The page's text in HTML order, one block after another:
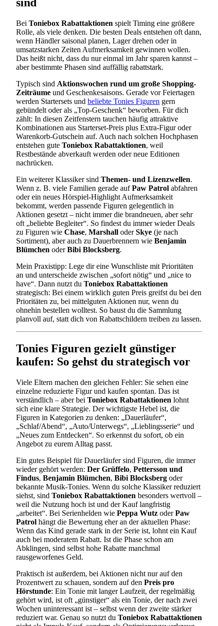
sind
Bei Toniebox Rabattaktionen spielt Timing eine größere
Rolle, als viele denken. Die besten Deals entstehen oft dann,
wenn Händler saisonal planen, Lager drehen oder in
umsatzstarken Zeiten Aufmerksamkeit gewinnen wollen.
Das heißt nicht, dass du nur einmal im Jahr sparen kannst –
aber bestimmte Phasen sind auffällig rabattstark.
Typisch sind Aktionswochen rund um große Shopping-
Zeiträume und Geschenkesaisons. Gerade vor Feiertagen
werden Startersets und beliebte Tonies Figuren gern
gebündelt oder als „Top-Geschenk“ beworben. Für dich
zählt: In diesen Zeitfenstern tauchen häufig attraktive
Kombinationen aus Starterset-Preis plus Extra-Figur oder
Warenkorb-Gutschein auf. Auch nach solchen Hochphasen
entstehen gute Toniebox Rabattaktionen, weil
Restbestände abverkauft werden oder neue Editionen
nachrücken.
Ein weiterer Klassiker sind Themen- und Lizenzwellen.
Wenn z. B. viele Familien gerade aufPaw Patrol abfahren
oder ein neues Hörspiel-Highlight Aufmerksamkeit
bekommt, werden passende Figuren gelegentlich in
Aktionen gesetzt – nicht immer die brandneuen, aber sehr
oft „beliebte Begleiter“. So findest du immer wieder Deals
zu Figuren wie Chase, Marshall oderSkye (je nach
Sortiment), aber auch zu Dauerbrennern wie Benjamin
Blümchen oderBibi Blocksberg.
Mein Praxistipp: Lege dir eine Wunschliste mit Prioritäten
an und unterscheide zwischen „sofort nötig“ und „nice to
have“. Dann nutzt du Toniebox Rabattaktionen
strategisch: Bei einem wirklich guten Preis greifst du bei den
Prioritäten zu, bei mittelguten Aktionen nur, wenn du
ohnehin bestellen wolltest. So baust du die Sammlung
planvoll auf, statt dich von Rabattschildern treiben zu lassen.
Tonies Figuren gezielt günstiger
kaufen: So gehst du strategisch vor
Viele Eltern machen den gleichen Fehler: Sie sehen eine
einzelne reduzierte Figur und kaufen spontan. Das ist
verständlich – aber bei Toniebox Rabattaktionen lohnt
sich eine klare Strategie. Der wichtigste Hebel ist, die
Figuren in Kategorien zu denken: „Dauerläufer“,
„Schlaf/Abend“, „Auto/Unterwegs“, „Lieblingsserie“ und
„Neues zum Entdecken“. So erkennst du sofort, ob ein
Angebot zu eurem Alltag passt.
Ein gutes Beispiel für Dauerläufer sind Figuren, die immer
wieder gehört werden: Der Grüffelo, Pettersson und
Findus, Benjamin Blümchen, Bibi Blocksberg oder
bekannte Musik-Tonies. Wenn du solche Klassiker reduziert
siehst, sind Toniebox Rabattaktionen besonders wertvoll –
weil die Nutzung hoch ist und der Kauf langfristig
„arbeitet“. Bei Serienhelden wie Peppa Wutz oderPaw
Patrol hängt die Bewertung eher an der aktuellen Phase:
Wenn das Kind gerade stark in der Serie ist, lohnt ein Kauf
auch bei moderatem Rabatt. Ist die Phase schon am
Abklingen, sind selbst hohe Rabatte manchmal
rausgeworfenes Geld.
Praktisch ist außerdem, bei Aktionen nicht nur auf den
Prozentwert zu schauen, sondern auf den Preis pro
Hörstunde: Ein Tonie mit langer Laufzeit, der regelmäßig
gehört wird, ist oft „günstiger“ als ein Tonie, der nach zwei
Wochen uninteressant ist – selbst wenn der zweite stärker
reduziert war. Genau so nutzt du Toniebox Rabattaktionen